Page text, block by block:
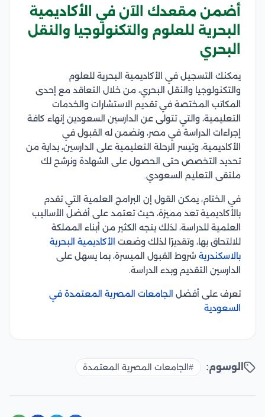
أضمن مقعدك الآن في الأكاديمية
البحرية للعلوم والتكنولوجيا والنقل
البحري
يمكنك التسجيل في الأكاديمية البحرية للعلوم
والتكنولوجيا والنقل البحري، من خلال التعاقد مع إحدى
المكاتب المختصة في تقديم الاستشارات والخدمات
التعليمية، والتي تتولى عن الدارسين السعودين إنهاء كافة
إجراءات الدراسة في مصر، وتضمن له القبول في
الأكاديمية، وتيسر الرحلة التعليمية على الدارسين، بداية من
تحديد التخصص حتى الحصول على الشهادة ونرشح لك
ملتقى التعليم السعودي.
في الختام، يمكن القول إن البرامج العلمية التي تقدم
بالأكاديمية تعد مميزة، حيث تعتمد على أفضل الأساليب
العلمية للدراسة، لذلك يتجه الكثير من أبناء المملكة
للالتحاق بها، وتقديرًا لذلك وضعت الأكاديمية البحرية
بالاسكندرية شروط القبول الميسرة، بما يسهل على
الدارسين التقديم وبدء الدراسة.
تعرف على أفضل
الجامعات المصرية المعتمدة في
السعودية
الوسوم: #الجامعات المصرية المعتمدة